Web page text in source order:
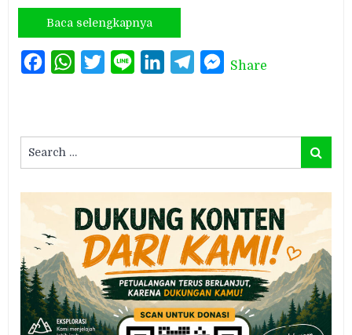
Baca selengkapnya
FacebookWhatsAppTwitterLine LinkedInTelegramMessenger
Share
for:
Search